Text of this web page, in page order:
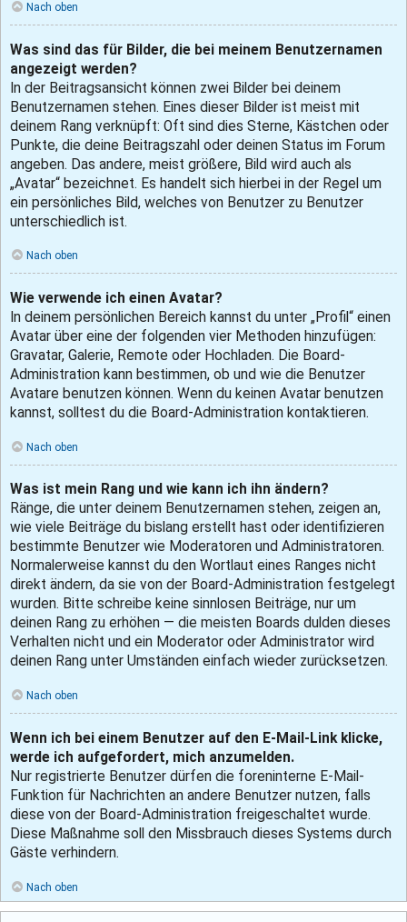
Nach oben
Was sind das für Bilder, die bei meinem Benutzernamen
angezeigt werden?
In der Beitragsansicht können zwei Bilder bei deinem
Benutzernamen stehen. Eines dieser Bilder ist meist mit
deinem Rang verknüpft: Oft sind dies Sterne, Kästchen oder
Punkte, die deine Beitragszahl oder deinen Status im Forum
angeben. Das andere, meist größere, Bild wird auch als
„Avatar“ bezeichnet. Es handelt sich hierbei in der Regel um
ein persönliches Bild, welches von Benutzer zu Benutzer
unterschiedlich ist.
Nach oben
Wie verwende ich einen Avatar?
In deinem persönlichen Bereich kannst du unter „Profil“ einen
Avatar über eine der folgenden vier Methoden hinzufügen:
Gravatar, Galerie, Remote oder Hochladen. Die Board-
Administration kann bestimmen, ob und wie die Benutzer
Avatare benutzen können. Wenn du keinen Avatar benutzen
kannst, solltest du die Board-Administration kontaktieren.
Nach oben
Was ist mein Rang und wie kann ich ihn ändern?
Ränge, die unter deinem Benutzernamen stehen, zeigen an,
wie viele Beiträge du bislang erstellt hast oder identifizieren
bestimmte Benutzer wie Moderatoren und Administratoren.
Normalerweise kannst du den Wortlaut eines Ranges nicht
direkt ändern, da sie von der Board-Administration festgelegt
wurden. Bitte schreibe keine sinnlosen Beiträge, nur um
deinen Rang zu erhöhen — die meisten Boards dulden dieses
Verhalten nicht und ein Moderator oder Administrator wird
deinen Rang unter Umständen einfach wieder zurücksetzen.
Nach oben
Wenn ich bei einem Benutzer auf den E-Mail-Link klicke,
werde ich aufgefordert, mich anzumelden.
Nur registrierte Benutzer dürfen die foreninterne E-Mail-
Funktion für Nachrichten an andere Benutzer nutzen, falls
diese von der Board-Administration freigeschaltet wurde.
Diese Maßnahme soll den Missbrauch dieses Systems durch
Gäste verhindern.
Nach oben